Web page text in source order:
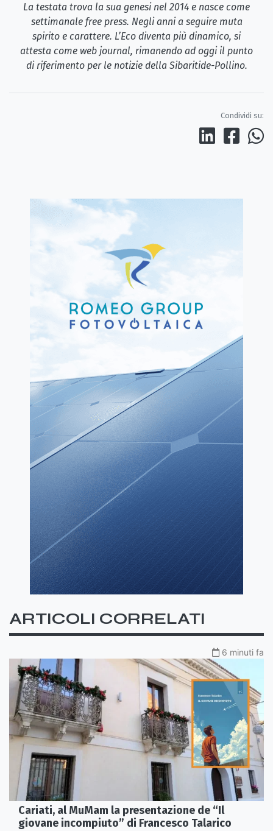
La testata trova la sua genesi nel 2014 e nasce come
settimanale free press. Negli anni a seguire muta
spirito e carattere. L’Eco diventa più dinamico, si
attesta come web journal, rimanendo ad oggi il punto
di riferimento per le notizie della Sibaritide-Pollino.
Condividi su:
ARTICOLI CORRELATI
6 minuti fa
Cariati, al MuMam la presentazione de “Il
giovane incompiuto” di Francesco Talarico